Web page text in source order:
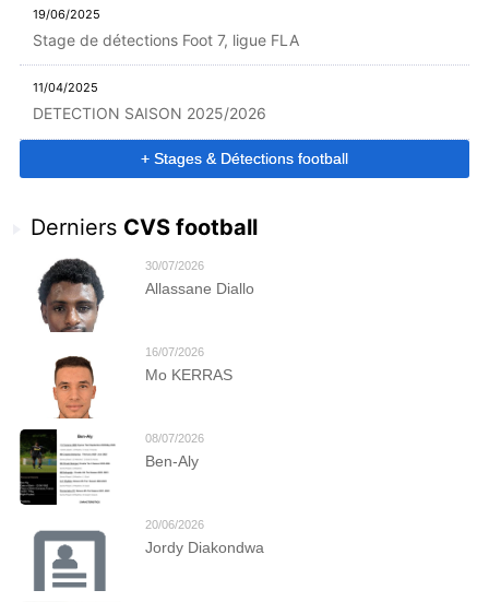
19/06/2025
Stage de détections Foot 7, ligue FLA
11/04/2025
DETECTION SAISON 2025/2026
+ Stages & Détections football
Derniers CVS football
30/07/2026
Allassane Diallo
16/07/2026
Mo KERRAS
08/07/2026
Ben-Aly
20/06/2026
Jordy Diakondwa